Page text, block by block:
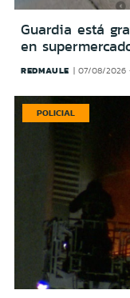
Guardia está
en
REDMAULE 07/08/2026
POLICIAL